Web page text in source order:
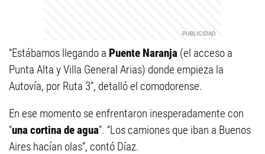
“Estábamos llegando a Puente Naranja (el acceso a
Punta Alta y Villa General Arias) donde empieza la
Autovía, por Ruta 3”, detalló el comodorense.
En ese momento se enfrentaron inesperadamente con
“una cortina de agua”. “Los camiones que iban a Buenos
Aires hacían olas”, contó Díaz.